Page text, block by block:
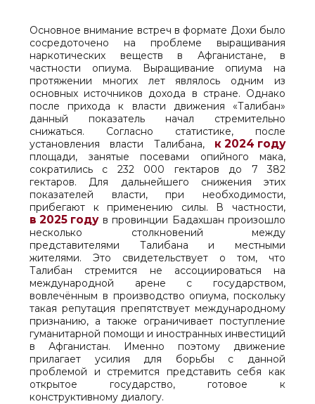
Основное внимание встреч в формате Дохи было
сосредоточено на проблеме выращивания
наркотических веществ в Афганистане, в
частности опиума. Выращивание опиума на
протяжении многих лет являлось одним из
основных источников дохода в стране. Однако
после прихода к власти движения «Талибан»
данный показатель начал стремительно
снижаться. Согласно статистике, после
установления власти Талибана, к 2024 году
площади, занятые посевами опийного мака,
сократились с 232 000 гектаров до 7 382
гектаров. Для дальнейшего снижения этих
показателей власти, при необходимости,
прибегают к применению силы. В частности,
в 2025 годув провинции Бадахшан произошло
несколько столкновений между
представителями Талибана и местными
жителями. Это свидетельствует о том, что
Талибан стремится не ассоциироваться на
международной арене с государством,
вовлечённым в производство опиума, поскольку
такая репутация препятствует международному
признанию, а также ограничивает поступление
гуманитарной помощи и иностранных инвестиций
в Афганистан. Именно поэтому движение
прилагает усилия для борьбы с данной
проблемой и стремится представить себя как
открытое государство, готовое к
конструктивному диалогу.